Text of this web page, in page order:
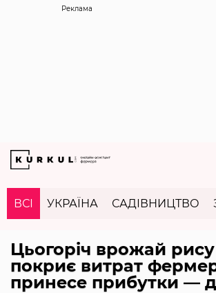
Реклама
ВСІ УКРАЇНА САДІВНИЦТВО
Цьогоріч врожай
покриє витрат
принесе прибутки —